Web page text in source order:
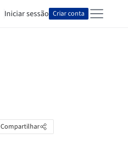
Iniciar sessão Criar conta
Compartilhar